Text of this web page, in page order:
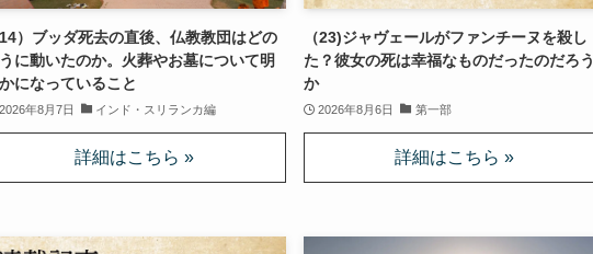
14）ブッダ死去の直後、仏教教団はどの
に動いたのか。火葬やお墓について明
になっていること
2026年8月7日 インド・スリランカ編
（23)ジャヴェールがファンチーヌを殺し
た？彼女の死は幸福なものだったのだろう
か
2026年8月6日 第一部